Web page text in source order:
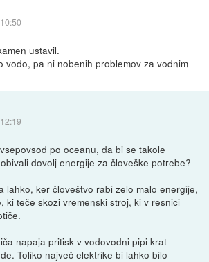
ustavil.
vodo, pa ni nobenih problemov za vodnim
po oceanu, da bi se takole
dovolj energije za človeške potrebe?
lahko, ker človeštvo rabi zelo malo energije,
ki teče skozi vremenski stroj, ki v resnici
napaja pritisk v vodovodni pipi krat
Toliko največ elektrike bi lahko bilo